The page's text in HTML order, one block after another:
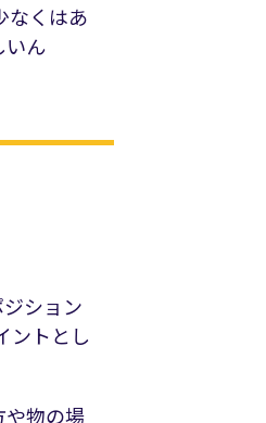
なくはあ
いん
ション
ントとし
や物の場